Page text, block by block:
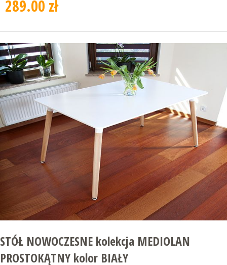
289.00 zł
STÓŁ NOWOCZESNE kolekcja MEDIOLAN
PROSTOKĄTNY kolor BIAŁY